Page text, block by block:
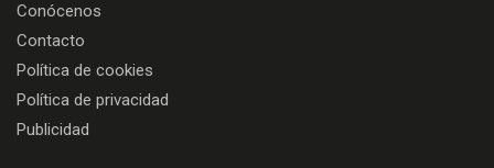
Conócenos
Contacto
Política de cookies
Política de privacidad
Publicidad